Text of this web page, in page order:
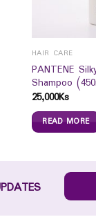
HAIR CARE
PANTENE
Shampoo
25,000Ks
READ MORE